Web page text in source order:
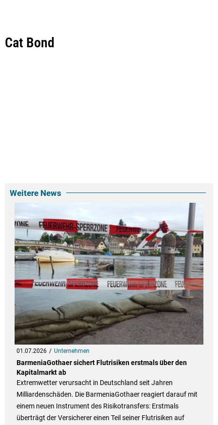
Cat Bond
Weitere News
01.07.2026 Unternehmen
BarmeniaGothaer sichert Flutrisiken erstmals über den
Kapitalmarkt ab
Extremwetter verursacht in Deutschland seit Jahren
Milliardenschäden. Die BarmeniaGothaer reagiert darauf mit
einem neuen Instrument des Risikotransfers: Erstmals
überträgt der Versicherer einen Teil seiner Flutrisiken auf